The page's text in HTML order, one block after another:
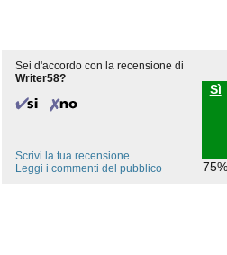
Sei d'accordo con la recensione di
Writer58?
Sì
75%
Scrivi la tua recensione
Leggi i commenti del pubblico